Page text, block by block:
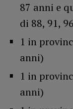
87 anni e
di 88, 91,
1 in
anni)
1 in
anni)